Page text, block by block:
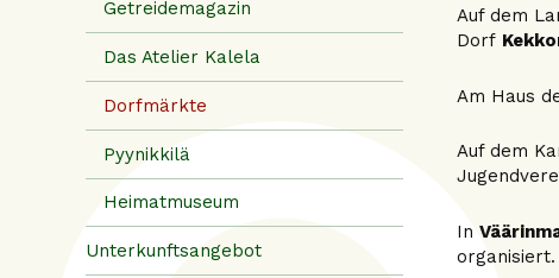
Getreidemagazin
Das Atelier Kalela
Dorfmärkte
Pyynikkilä
Heimatmuseum
Unterkunftsangebot
Auf dem
Dorf
Am Haus
Auf dem
In
organisiert.